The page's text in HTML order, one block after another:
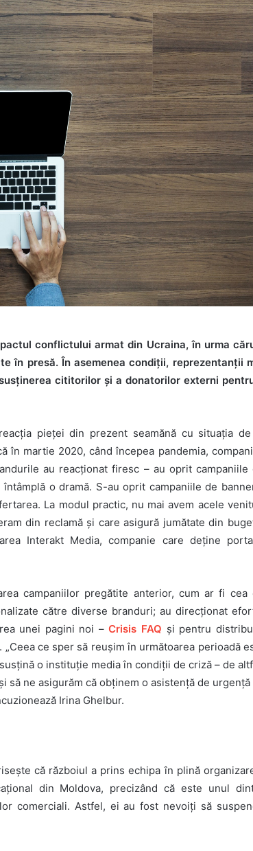
conflictului armat din Ucraina, în urma
în presă. În asemenea condiții, reprezentanții
cititorilor și a donatorilor externi
pieței din prezent seamănă cu situația
în martie 2020, când începea pandemia,
au reacționat firesc – au oprit campaniile
o dramă. S-au oprit campaniile de
La modul practic, nu mai avem acele
din reclamă și care asigură jumătate din
Interakt Media, companie care deține
campaniilor pregătite anterior, cum ar fi cea
către diverse branduri; au direcționat
unei pagini noi –Crisis FAQ și pentru
ce sper să reușim în următoarea perioadă
o instituție media în condiții de criză – de
ne asigurăm că obținem o asistență de urgență
Irina Ghelbur.
că războiul a prins echipa în plină
din Moldova, precizând că este unul
comerciali. Astfel, ei au fost nevoiți să